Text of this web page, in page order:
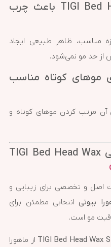
آیا TIGI Bed Head Wax Stick باعث چرب
مناسب، ظاهر طبیعی ایجاد
حد مو نمی‌شود.
موهای کوتاه مناسب
آن مرتب کردن موهای کوتاه و
خرید وزگیر مو تی جی TIGI Bed Head Wax
اصل و تخصصی برای زیبایی و
بیوتی انتخابی مطمئن برای
مو است.
از ماهورا